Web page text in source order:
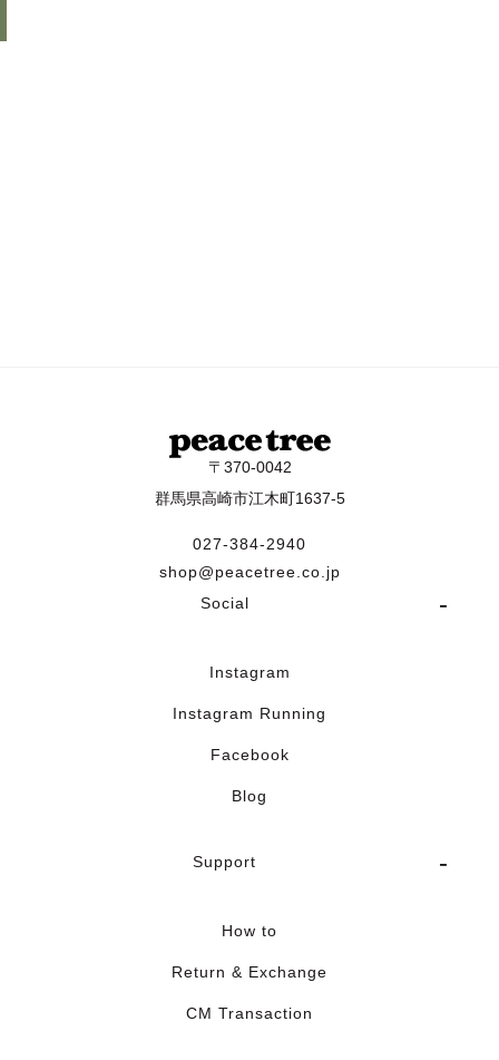
〒370-0042
群馬県高崎市江木町1637-5
027-384-2940
shop@peacetree.co.jp
Social
Instagram
Instagram Running
Facebook
Blog
Support
How to
Return & Exchange
CM Transaction